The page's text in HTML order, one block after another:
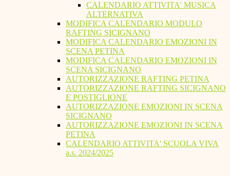
CALENDARIO ATTIVITA' MUSICA
ALTERNATIVA
MODIFICA CALENDARIO MODULO
RAFTING SICIGNANO
MODIFICA CALENDARIO EMOZIONI IN
SCENA PETINA
MODIFICA CALENDARIO EMOZIONI IN
SCENA SICIGNANO
AUTORIZZAZIONE RAFTING PETINA
AUTORIZZAZIONE RAFTING SICIGNANO
E POSTIGLIONE
AUTORIZZAZIONE EMOZIONI IN SCENA
SICIGNANO
AUTORIZZAZIONE EMOZIONI IN SCENA
PETINA
CALENDARIO ATTIVITA' SCUOLA VIVA
a.s. 2024/2025